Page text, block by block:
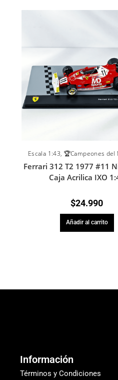
Escala 1:43, 🏆Campeones del
Ferrari 312 T2 1977 #11
Caja Acrilica IXO
$24.990
Añadir al carrito
Información
Términos y Condiciones